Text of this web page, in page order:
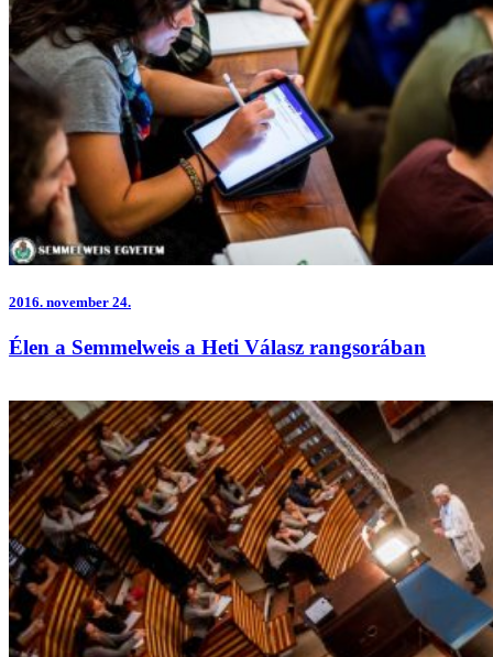
2016. november 24.
Élen a Semmelweis a Heti Válasz rangsorában